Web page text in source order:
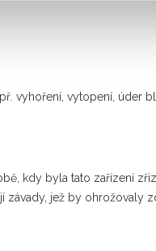
vyhoření, vytopení, úder
kdy byla tato zařízení
jež by ohrožovaly